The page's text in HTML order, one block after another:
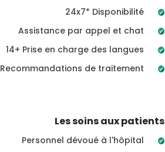
24x7* Disponibilité
Assistance par appel et chat
14+ Prise en charge des langues
Recommandations de traitement
Les soins aux patients
Personnel dévoué à l'hôpital